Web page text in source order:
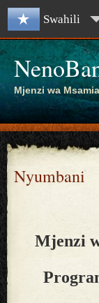
Swahili
Mjenzi wa
Nyumbani
Mjenzi